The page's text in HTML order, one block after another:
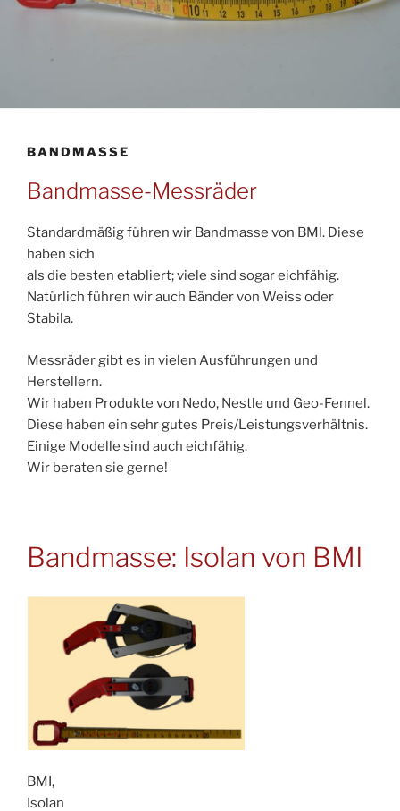
BANDMASSE
Bandmasse-Messräder
Standardmäßig führen wir Bandmasse von BMI. Diese
haben sich
als die besten etabliert; viele sind sogar eichfähig.
Natürlich führen wir auch Bänder von Weiss oder
Stabila.
Messräder gibt es in vielen Ausführungen und
Herstellern.
Wir haben Produkte von Nedo, Nestle und Geo-Fennel.
Diese haben ein sehr gutes Preis/Leistungsverhältnis.
Einige Modelle sind auch eichfähig.
Wir beraten sie gerne!
Bandmasse: Isolan von BMI
BMI,
Isolan